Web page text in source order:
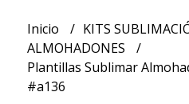
Inicio
KITS
ALMOHADONES
Plantillas Sublimar
#a136